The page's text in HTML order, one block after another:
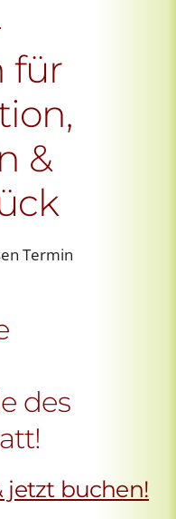
für
&
Termin
des
jetzt buchen!